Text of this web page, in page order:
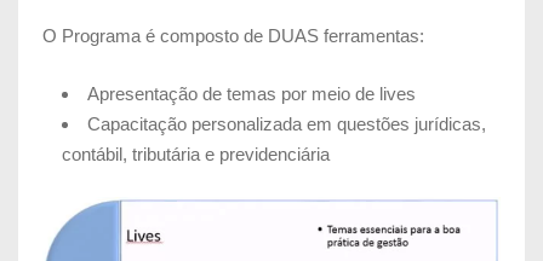
O Programa é composto de DUAS ferramentas:
Apresentação de temas por meio de lives
Capacitação personalizada em questões jurídicas,
contábil, tributária e previdenciária